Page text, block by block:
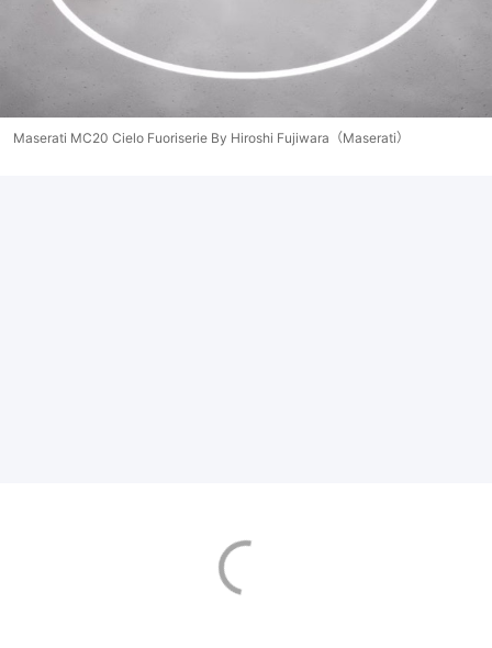
Maserati MC20 Cielo Fuoriserie By Hiroshi Fujiwara（Maserati）